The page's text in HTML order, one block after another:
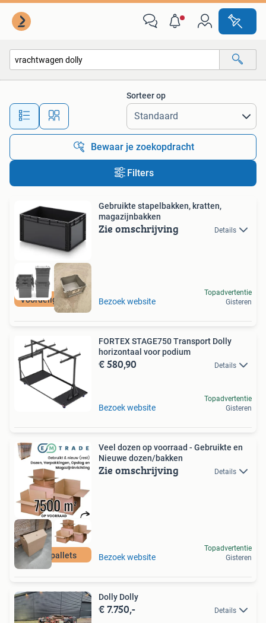
Alle afstanden…
Sorteer op
Bewaar je zoekopdracht
Filters
Voordelig en snel
Gebruikte stapelbakken, kratten,
magazijnbakken
Zie omschrijving Details
Bezoek website
Topadvertentie
Gisteren
FORTEX STAGE750 Transport Dolly
horizontaal voor podium
€ 580,90 Details
Bezoek website
Topadvertentie
Gisteren
500+ pallets
Veel dozen op voorraad - Gebruikte en
Nieuwe dozen/bakken
Zie omschrijving Details
Bezoek website
Topadvertentie
Gisteren
Dolly Dolly
€ 7.750,- Details